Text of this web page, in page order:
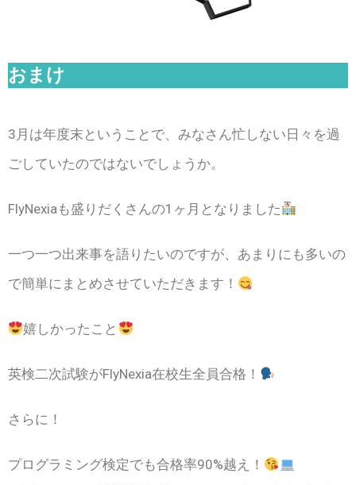
おまけ
3月は年度末ということで、みなさん忙しない日々を過
ごしていたのではないでしょうか。
FlyNexiaも盛りだくさんの1ヶ月となりました
一つ一つ出来事を語りたいのですが、あまりにも多いの
で簡単にまとめさせていただきます！
嬉しかったこと
英検二次試験がFlyNexia在校生全員合格！
さらに！
プログラミング検定でも合格率90%越え！